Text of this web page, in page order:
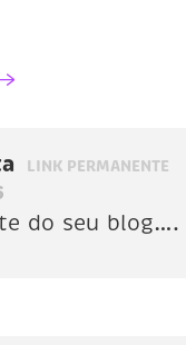
LINK PERMANENTE
do seu blog….